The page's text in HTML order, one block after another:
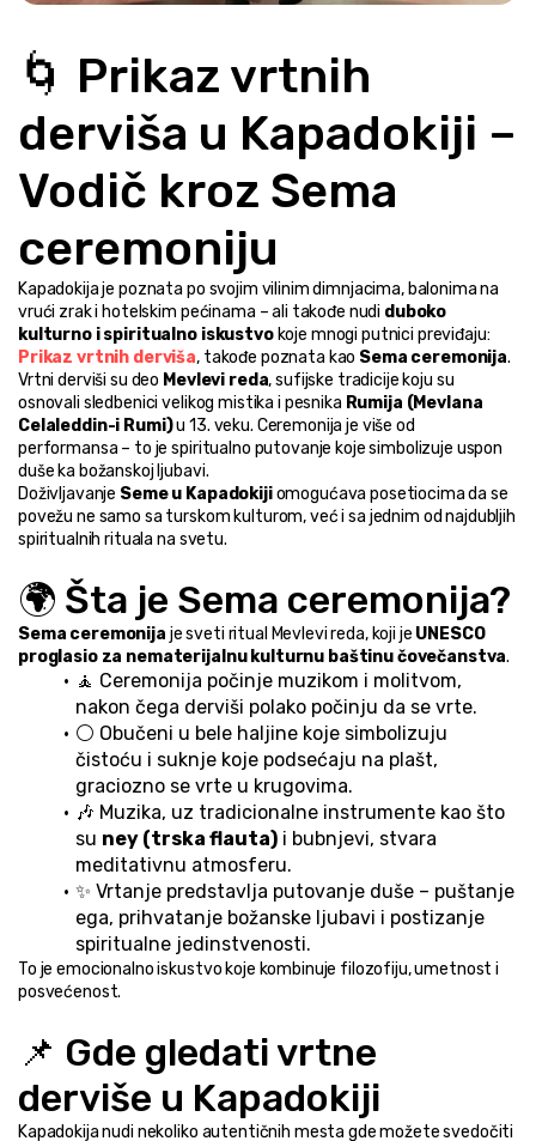
🌀 Prikaz vrtnih
derviša u Kapadokiji –
Vodič kroz Sema
ceremoniju
Kapadokija je poznata po svojim vilinim dimnjacima, balonima na
vrući zrak i hotelskim pećinama – ali takođe nudi duboko
kulturno i spiritualno iskustvo
Prikaz vrtnih derviša, takođe poznata kao Sema ceremonija.
Vrtni derviši su deo Mevlevi reda, sufijske tradicije koju su
osnovali sledbenici velikog mistika i pesnika Rumija (Mevlana
Celaleddin-i Rumi) u 13. veku. Ceremonija je više od
performansa – to je spiritualno putovanje koje simbolizuje uspon
duše ka božanskoj ljubavi.
Doživljavanje Seme u Kapadokiji omogućava posetiocima da se
povežu ne samo sa turskom kulturom, već i sa jednim od najdubljih
spiritualnih rituala na svetu.
🌍 Šta je Sema ceremonija?
Sema ceremonija je sveti ritual Mevlevi reda, koji je UNESCO
proglasio za nematerijalnu kulturnu baštinu čovečanstva.
🧘 Ceremonija počinje muzikom i molitvom,
nakon čega derviši polako počinju da se vrte.
⚪ Obučeni u bele haljine koje simbolizuju
čistoću i suknje koje podsećaju na plašt,
graciozno se vrte u krugovima.
🎶 Muzika, uz tradicionalne instrumente kao što
su ney (trska flauta) i bubnjevi, stvara
meditativnu atmosferu.
✨ Vrtanje predstavlja putovanje duše – puštanje
ega, prihvatanje božanske ljubavi i postizanje
spiritualne jedinstvenosti.
To je emocionalno iskustvo koje kombinuje filozofiju, umetnost i
posvećenost.
📌 Gde gledati vrtne
derviše u Kapadokiji
Kapadokija nudi nekoliko autentičnih mesta gde možete svedočiti